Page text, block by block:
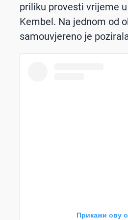
priliku provesti vrijeme
Kembel. Na jednom od
samouvjereno je
Прикажи ову